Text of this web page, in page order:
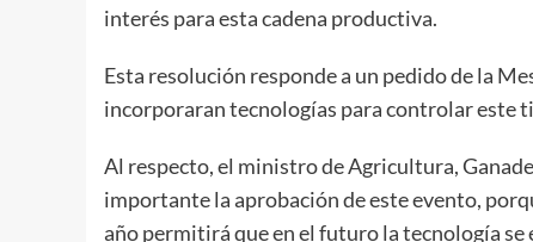
interés para esta cadena productiva.
Esta resolución responde a un pedido de la
incorporaran tecnologías para controlar este
Al respecto, el ministro de Agricultura,
importante la aprobación de este evento,
año permitirá que en el futuro la tecnología